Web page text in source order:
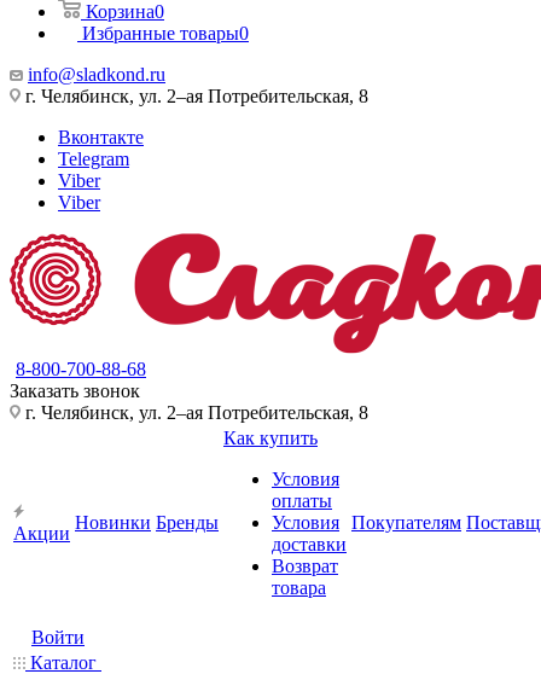
Корзина0
Избранные товары0
info@sladkond.ru
г. Челябинск, ул. 2–ая Потребительская, 8
Вконтакте
Telegram
Viber
Viber
8-800-700-88-68
Заказать звонок
г. Челябинск, ул. 2–ая Потребительская, 8
Акции
Новинки Бренды
Как купить
Условия
оплаты
Условия
доставки
Возврат
товара
Покупателям
Войти
Каталог